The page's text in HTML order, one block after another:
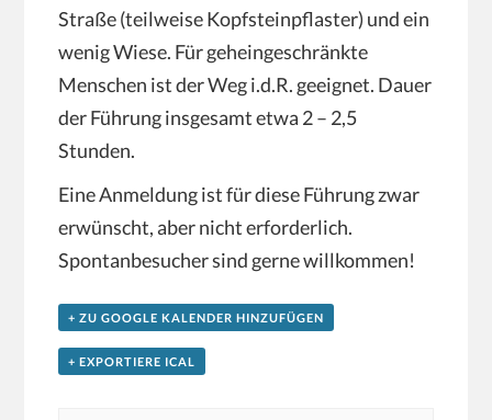
Straße (teilweise Kopfsteinpflaster) und ein
wenig Wiese. Für geheingeschränkte
Menschen ist der Weg i.d.R. geeignet. Dauer
der Führung insgesamt etwa 2 – 2,5
Stunden.
Eine Anmeldung ist für diese Führung zwar
erwünscht, aber nicht erforderlich.
Spontanbesucher sind gerne willkommen!
+ ZU GOOGLE KALENDER HINZUFÜGEN
+ EXPORTIERE ICAL